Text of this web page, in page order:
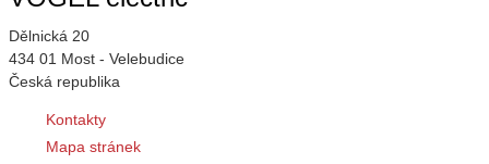
Dělnická 20
434 01 Most - Velebudice
Česká republika
Kontakty
Mapa stránek